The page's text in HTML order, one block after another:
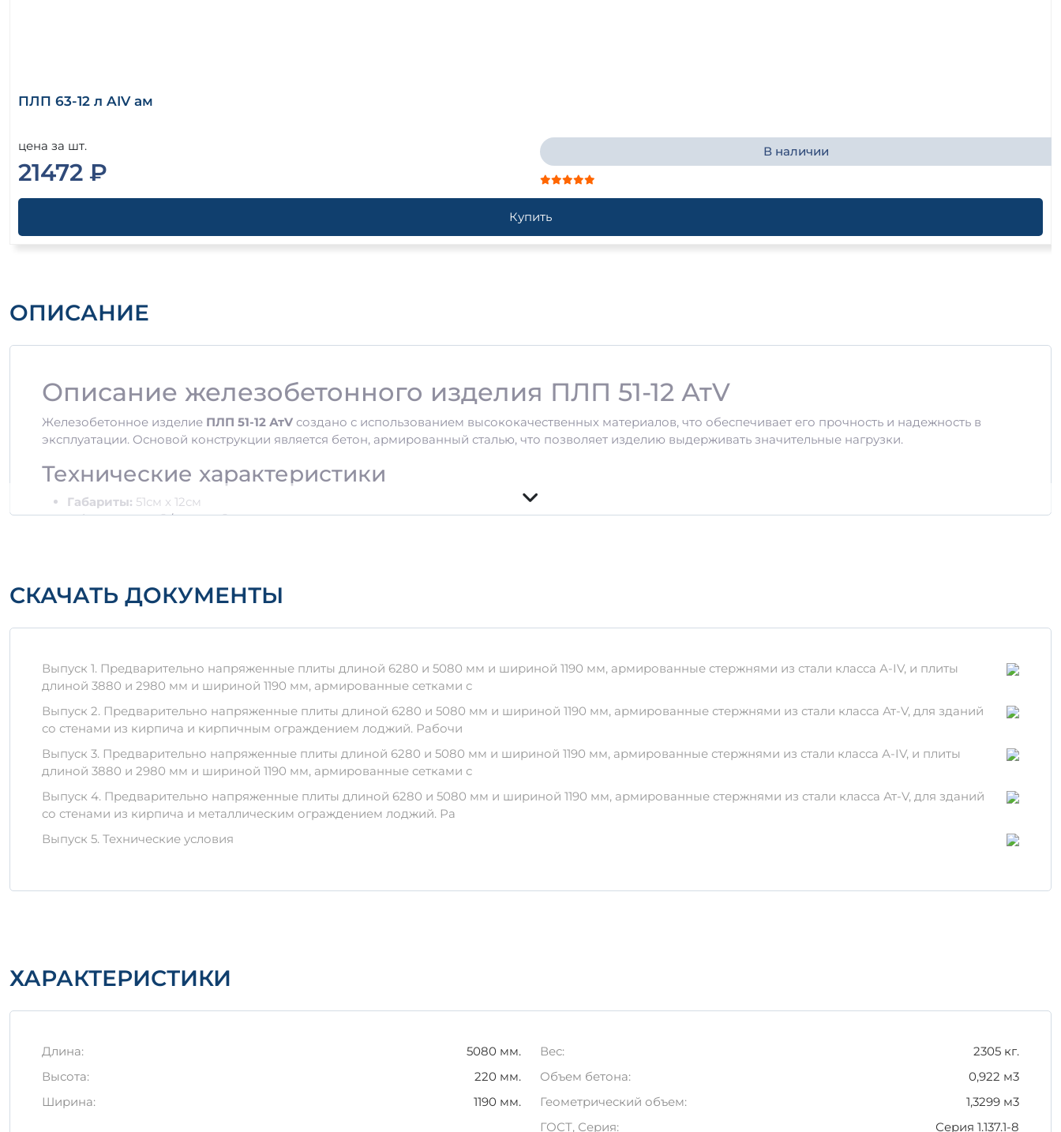
ПЛП 63-12 л AIV ам
цена за шт.
21472 ₽
В наличии
Купить
ОПИСАНИЕ
Описание железобетонного изделия ПЛП 51-12 АтV
Железобетонное изделие ПЛП 51-12 АтV создано с использованием высококачественных материалов, что обеспечивает его прочность и надежность в
эксплуатации. Основой конструкции является бетон, армированный сталью, что позволяет изделию выдерживать значительные нагрузки.
Технические характеристики
Габариты: 51см x 12см
Объем:0,922 м³ / 1,3299 м³
Преимущества ПЛП 51-12 АтV
Устойчивость к воздействию влажности и химических веществ.
Правила хранения и транспортировки
Важно! Для обеспечения сохранности изделия в процессе транспортировки необходимо придерживаться следующих рекомендаций:
Следует избегать падений и ударов при перемещении.
Рекомендуется укрывать от прямых солнечных лучей и атмосферных осадков.
ВыбираяПЛП 51-12 АтV , вы получаете надежное решение для строительства и благоустройства, которое прослужит вам долгие годы, обеспечивая
безопасность и стабильность конструкций.
СКАЧАТЬ ДОКУМЕНТЫ
Выпуск 1. Предварительно напряженные плиты длиной 6280 и 5080 мм и шириной 1190 мм, армированные стержнями из стали класса А-IV, и плиты
длиной 3880 и 2980 мм и шириной 1190 мм, армированные сетками с
Выпуск 2. Предварительно напряженные плиты длиной 6280 и 5080 мм и шириной 1190 мм, армированные стержнями из стали класса Ат-V, для зданий
со стенами из кирпича и кирпичным ограждением лоджий. Рабочи
Выпуск 3. Предварительно напряженные плиты длиной 6280 и 5080 мм и шириной 1190 мм, армированные стержнями из стали класса А-IV, и плиты
длиной 3880 и 2980 мм и шириной 1190 мм, армированные сетками с
Выпуск 4. Предварительно напряженные плиты длиной 6280 и 5080 мм и шириной 1190 мм, армированные стержнями из стали класса Ат-V, для зданий
со стенами из кирпича и металлическим ограждением лоджий. Ра
Выпуск 5. Технические условия
ХАРАКТЕРИСТИКИ
Длина:
5080 мм.
Высота:
220 мм.
Ширина:
1190 мм.
Вес:
2305 кг.
Объем бетона:
0,922 м3
Геометрический объем:
1,3299 м3
ГОСТ, Серия:
Серия 1.137.1-8